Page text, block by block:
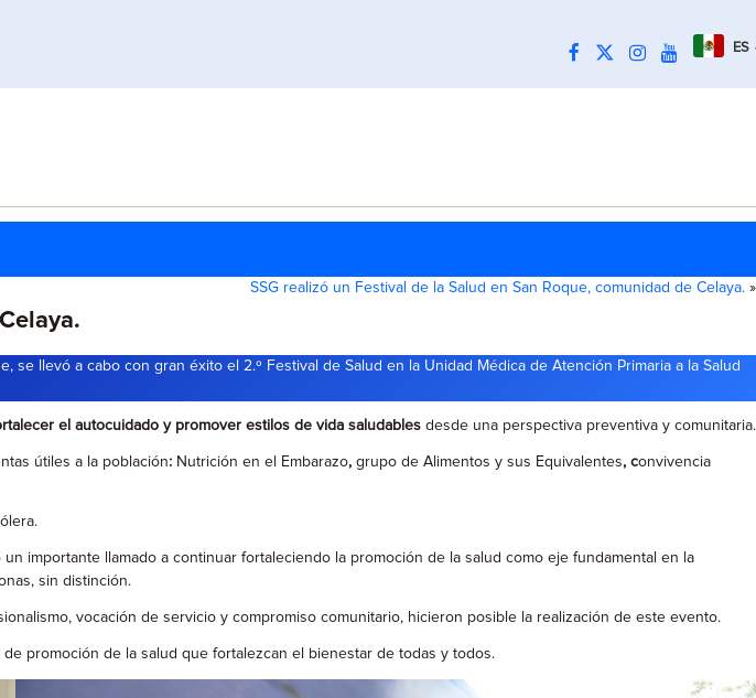
ES
SSG realizó un Festival de la Salud en San Roque, comunidad de Celaya. »
se llevó a cabo con gran éxito el 2.º Festival de Salud en la Unidad Médica de Atención Primaria a la Salud
el autocuidado y promover estilos de vida saludables desde una perspectiva preventiva y comunitaria.
útiles a la población: Nutrición en el Embarazo, grupo de Alimentos y sus Equivalentes, convivencia
importante llamado a continuar fortaleciendo la promoción de la salud como eje fundamental en la
sin distinción.
vocación de servicio y compromiso comunitario, hicieron posible la realización de este evento.
promoción de la salud que fortalezcan el bienestar de todas y todos.